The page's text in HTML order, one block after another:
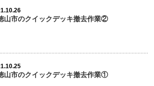
山市のクイックデッキ撤去作業②
山市のクイックデッキ撤去作業①